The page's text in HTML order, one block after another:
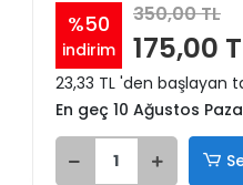
%50
indirim
350,00 TL
175,00
23,33 TL 'den başlayan
En geç 10 Ağustos